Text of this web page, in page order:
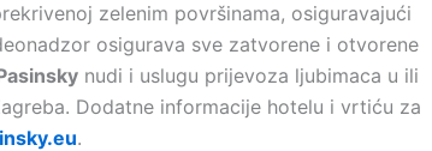
zelenim površinama, osiguravajući
osigurava sve zatvorene i otvorene
nudi i uslugu prijevoza ljubimaca u ili
Dodatne informacije hotelu i vrtiću za
.